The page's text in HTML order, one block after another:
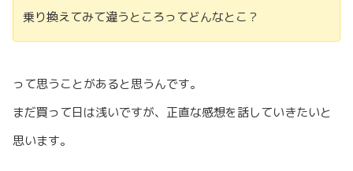
乗り換えてみて違うところってどんなとこ？
って思うことがあると思うんです。
まだ買って日は浅いですが、正直な感想を話していきたいと
思います。